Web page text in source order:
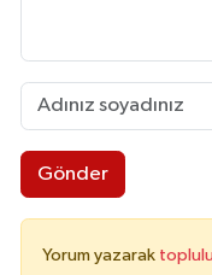
Gönder
Yorum yazarak